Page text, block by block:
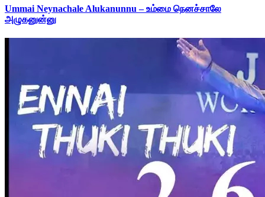
Ummai Neynachale Alukanunnu – உம்மை நெனச்சாலே
அழுகனுன்னு